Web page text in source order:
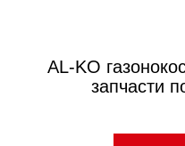
AL-KO
запчасти